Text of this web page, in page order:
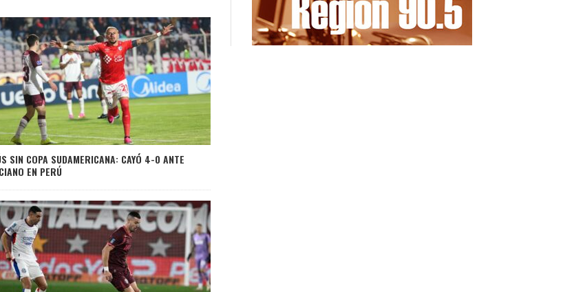
SIN COPA SUDAMERICANA: CAYÓ 4-0 ANTE
EN PERÚ